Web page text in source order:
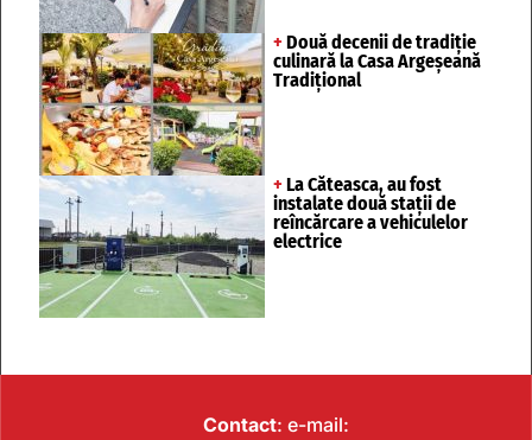
+ Două decenii de tradiție
culinară la Casa Argeșeană
Tradițional
+ La Căteasca, au fost
instalate două stații de
reîncărcare a vehiculelor
electrice
Contact: e-mail: